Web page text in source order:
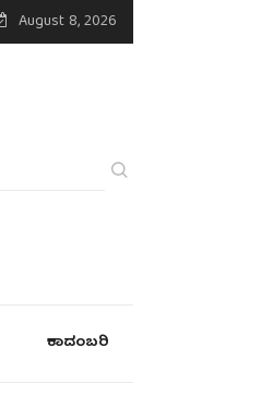
August 8, 2026
ಕಾದಂಬರಿ